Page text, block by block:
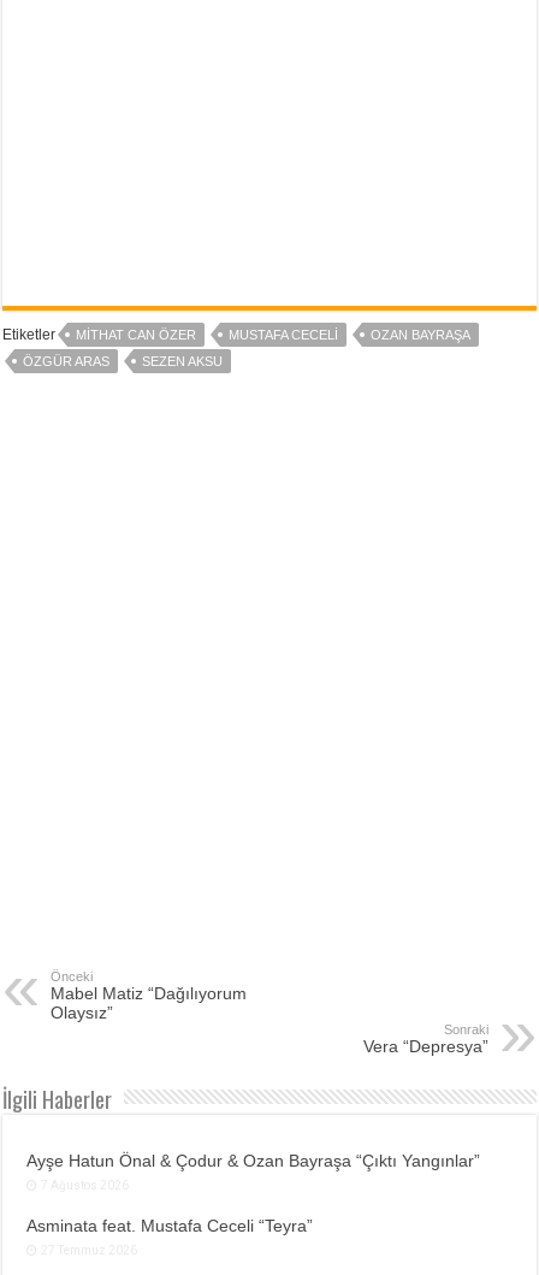
Etiketler MITHAT CAN ÖZER MUSTAFA CECELI
OZAN BAYRAŞA
ÖZGÜR ARAS
SEZEN AKSU
Önceki
Mabel Matiz “Dağılıyorum
Olaysız”
Sonraki
Vera “Depresya”
İlgili Haberler
Ayşe Hatun Önal & Çodur & Ozan Bayraşa “Çıktı Yangınlar”
Asminata feat. Mustafa Ceceli “Teyra”